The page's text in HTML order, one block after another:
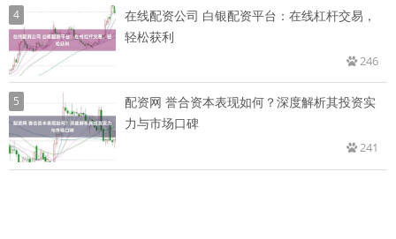
4
在线配资公司 白银配资平台：在线杠杆交易，
轻松获利
246
5
配资网 誉合资本表现如何？深度解析其投资实
力与市场口碑
241